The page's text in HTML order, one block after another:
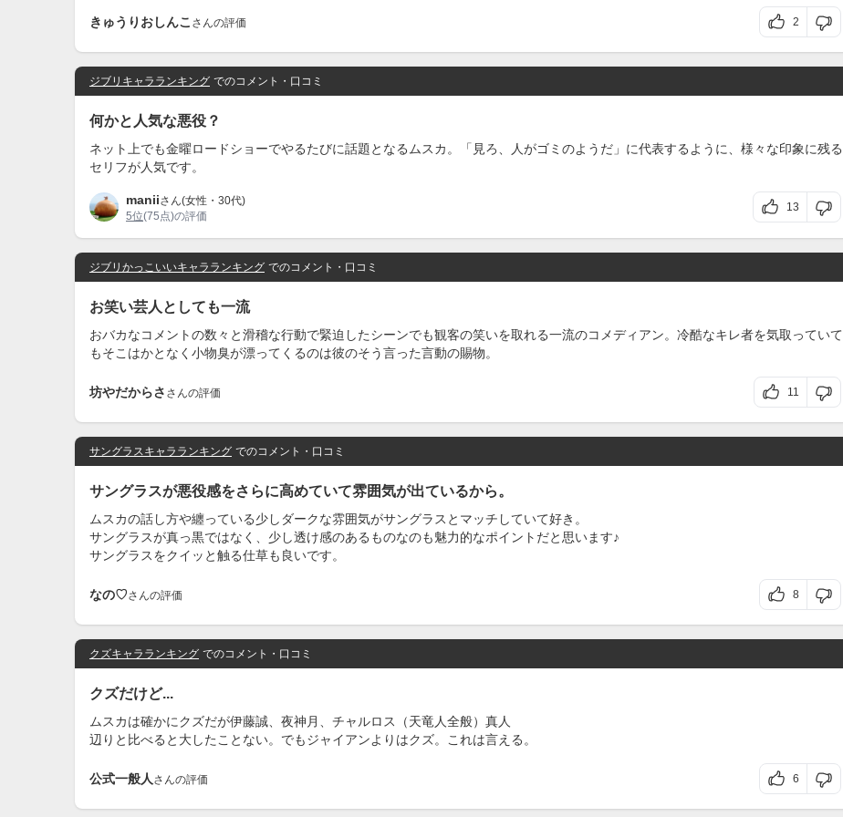
きゅうりおしんこ さんの評価 2
ジブリキャラランキング でのコメント・口コミ
何かと人気な悪役？
ネット上でも金曜ロードショーでやるたびに話題となるムスカ。「見ろ、人がゴミのようだ」に代表するように、様々な印象に残る
セリフが人気です。
maniiさん(女性・30代)
5位(75点)の評価
13
ジブリかっこいいキャラランキング でのコメント・口コミ
お笑い芸人としても一流
おバカなコメントの数々と滑稽な行動で緊迫したシーンでも観客の笑いを取れる一流のコメディアン。冷酷なキレ者を気取っていて
もそこはかとなく小物臭が漂ってくるのは彼のそう言った言動の賜物。
坊やだからさ さんの評価 11
サングラスキャラランキング でのコメント・口コミ
サングラスが悪役感をさらに高めていて雰囲気が出ているから。
ムスカの話し方や纏っている少しダークな雰囲気がサングラスとマッチしていて好き。
サングラスが真っ黒ではなく、少し透け感のあるものなのも魅力的なポイントだと思います♪
サングラスをクイッと触る仕草も良いです。
なの♡さんの評価 8
クズキャラランキング でのコメント・口コミ
クズだけど...
ムスカは確かにクズだが伊藤誠、夜神月、チャルロス（天竜人全般）真人
辺りと比べると大したことない。でもジャイアンよりはクズ。これは言える。
公式一般人 さんの評価 6